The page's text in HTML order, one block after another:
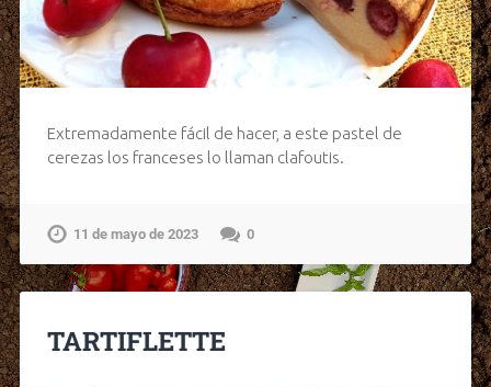
Extremadamente fácil de hacer, a este pastel de
cerezas los franceses lo llaman clafoutis.
11 de mayo de 2023 0
TARTIFLETTE